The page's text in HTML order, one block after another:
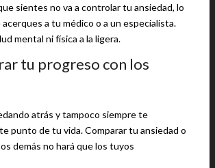
sientes no va a controlar tu ansiedad, lo
a tu médico o a un especialista.
mental ni física a la ligera.
tu progreso con los
atrás y tampoco siempre te
punto de tu vida. Comparar tu ansiedad o
demás no hará que los tuyos